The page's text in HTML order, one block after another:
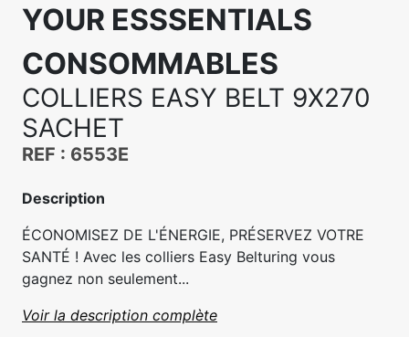
YOUR ESSSENTIALS
CONSOMMABLES
COLLIERS EASY BELT 9X270
SACHET
REF : 6553E
Description
ÉCONOMISEZ DE L'ÉNERGIE, PRÉSERVEZ VOTRE
SANTÉ ! Avec les colliers Easy Belturing vous
gagnez non seulement...
Voir la description complète